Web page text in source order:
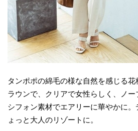
タンポポの綿毛の様な自然を感じる
ラウンで、クリアで女性らしく、ノ
シフォン素材でエアリーに華やかに
ょっと大人のリゾートに。